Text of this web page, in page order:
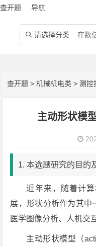
查开题 导航
 请选择分类
查开题 >机械机电类 > 测控
主动形状模
1. 本选题研究的目的
近年来，随着计
展，形状分析作为其中
医学图像分析、人机交
主动形状模型（